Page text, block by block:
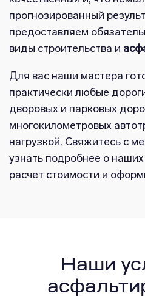
прогнозированный
предоставляем
виды строительства и
Для вас наши мастера
практически любые
дворовых и парковых
многокилометровых
нагрузкой. Свяжитесь с
узнать подробнее о наших
расчет стоимости и
Наши